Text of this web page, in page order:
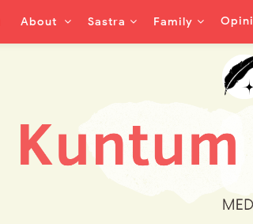
About Sastra Family Opini